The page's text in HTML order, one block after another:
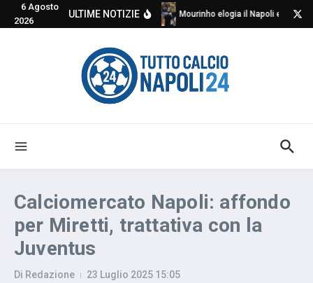
Salta al contenuto
6 Agosto
2026
ULTIME NOTIZIE Mourinho elogia il Napoli e critica
Calciomercato Napoli: affondo
per Miretti, trattativa con la
Juventus
Di Redazione 23 Luglio 2025 15:05